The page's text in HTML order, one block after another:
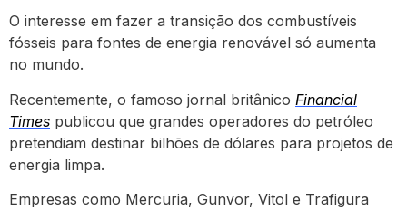
O interesse em fazer a transição dos combustíveis
fósseis para fontes de energia renovável só aumenta
no mundo.
Recentemente, o famoso jornal britânico Financial
Times publicou que grandes operadores do petróleo
pretendiam destinar bilhões de dólares para projetos de
energia limpa.
Empresas como Mercuria, Gunvor, Vitol e Trafigura